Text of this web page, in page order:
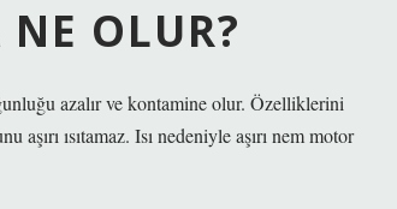
OLUR?
azalır ve kontamine olur. Özelliklerini
ısıtamaz. Isı nedeniyle aşırı nem motor